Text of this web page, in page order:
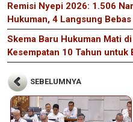
Remisi Nyepi 2026: 1.506
Hukuman, 4 Langsung Bebas
Skema Baru Hukuman Mati
Kesempatan 10 Tahun untuk
SEBELUMNYA